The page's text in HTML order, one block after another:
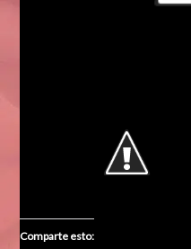
Comparte esto: